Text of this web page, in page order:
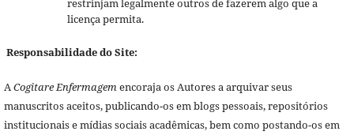
restrinjam legalmente outros de fazerem algo que a
licença permita.
Responsabilidade do Site:
ACogitare Enfermagemencoraja os Autores a arquivar seus
manuscritos aceitos, publicando-os em blogs pessoais, repositórios
institucionais e mídias sociais acadêmicas, bem como postando-os em